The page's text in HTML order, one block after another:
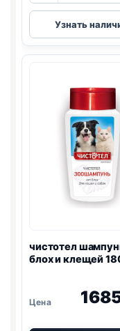
270мл
Узнать
чистотел
блох и клещей